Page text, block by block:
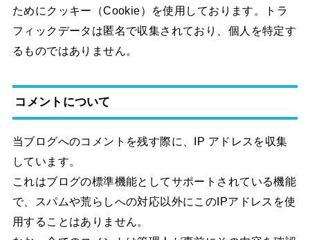
ためにクッキー（Cookie）を使用しております。トラ
フィックデータは匿名で収集されており、個人を特定す
るものではありません。
コメントについて
当ブログへのコメントを残す際に、IP アドレスを収集
しています。
これはブログの標準機能としてサポートされている機能
で、スパムや荒らしへの対応以外にこのIPアドレスを使
用することはありません。